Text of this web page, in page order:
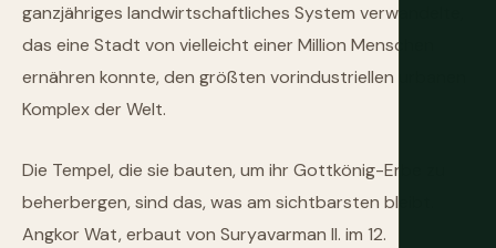
ganzjähriges landwirtschaftliches System verwandelte,
das eine Stadt von vielleicht einer Million Menschen
ernähren konnte, den größten vorindustriellen urbanen
Komplex der Welt.
Die Tempel, die sie bauten, um ihr Gottkönig-Erbe zu
beherbergen, sind das, was am sichtbarsten bleibt.
Angkor Wat, erbaut von Suryavarman II. im 12.